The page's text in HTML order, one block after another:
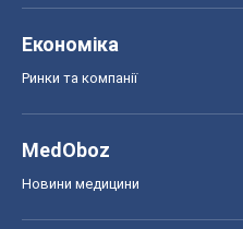
Економіка
Ринки та компанії
MedOboz
Новини медицини